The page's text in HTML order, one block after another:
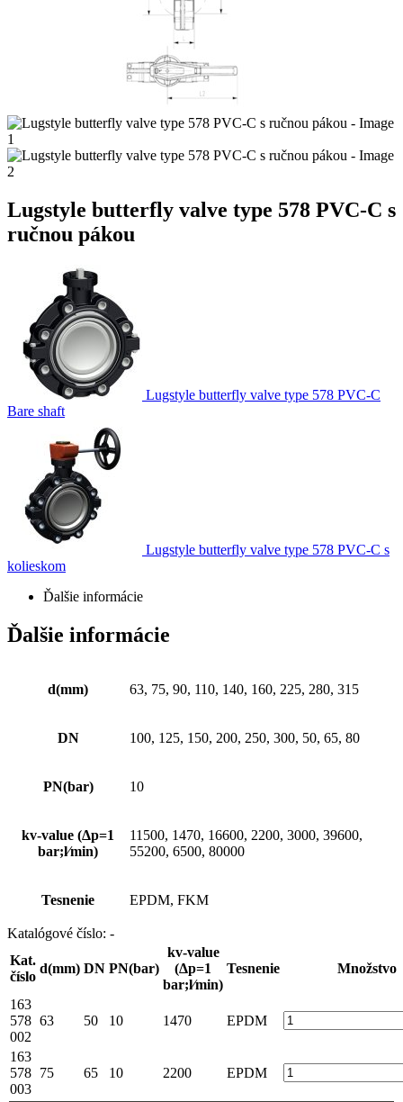
Lugstyle butterfly valve type 578 PVC-C s
ručnou pákou
Lugstyle butterfly valve type 578 PVC-C
Bare shaft
Lugstyle butterfly valve type 578 PVC-C s
kolieskom
Ďalšie informácie
Ďalšie informácie
d(mm) 63, 75, 90, 110, 140, 160, 225, 280, 315
DN 100, 125, 150, 200, 250, 300, 50, 65, 80
PN(bar) 10
kv-value (Δp=1
bar;l⁄min)
11500, 1470, 16600, 2200, 3000, 39600,
55200, 6500, 80000
Tesnenie EPDM, FKM
Katalógové číslo: -
Kat.
číslo
d(mm) DN PN(bar)
kv-value
(Δp=1
bar;l⁄min)
Tesnenie Množstvo
163
578
002
63 50 10 1470 EPDM
163
578
003
75 65 10 2200 EPDM